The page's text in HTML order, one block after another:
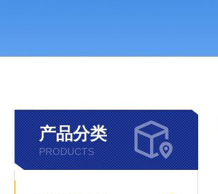
产品分类
PRODUCTS